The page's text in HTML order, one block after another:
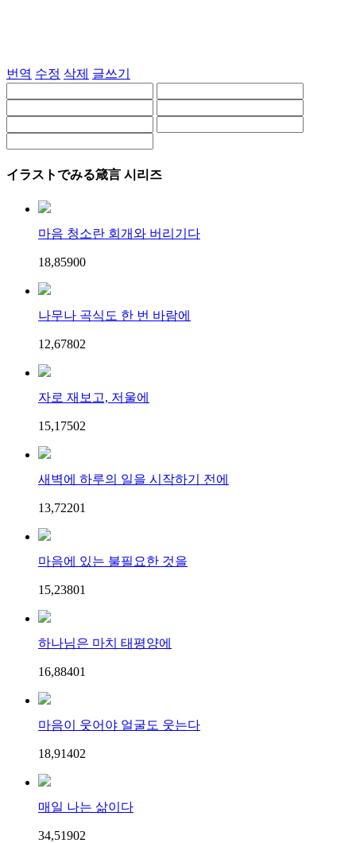
번역 수정 삭제 글쓰기
イラストでみる箴言 시리즈
마음 청소란 회개와 버리기다
18,85900
나무나 곡식도 한 번 바람에
12,67802
자로 재보고, 저울에
15,17502
새벽에 하루의 일을 시작하기 전에
13,72201
마음에 있는 불필요한 것을
15,23801
하나님은 마치 태평양에
16,88401
마음이 웃어야 얼굴도 웃는다
18,91402
매일 나는 삶이다
34,51902